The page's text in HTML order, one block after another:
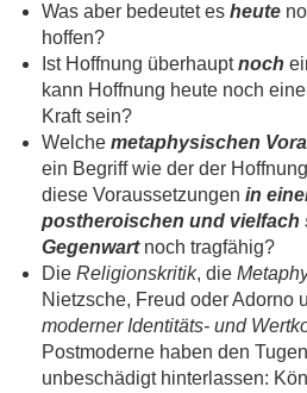
Was aber bedeutet es heute
hoffen?
Ist Hoffnung überhauptnoch
kann Hoffnung heute noch
Kraft sein?
Welche metaphysischen
ein Begriff wie der der
diese Voraussetzungen in
postheroischen und vielfach
Gegenwartnoch tragfähig?
Die Religionskritik, die
Nietzsche, Freud oder Adorno
moderner Identitäts- und
Postmoderne haben den
unbeschädigt hinterlassen: